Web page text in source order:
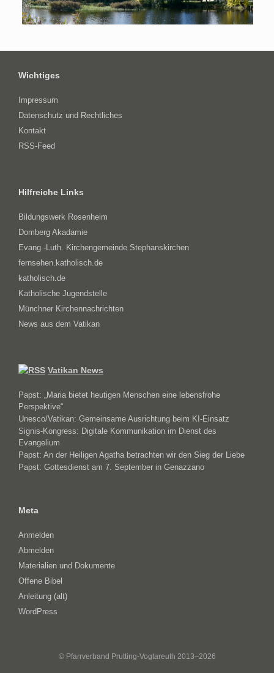
Wichtiges
Impressum
Datenschutz und Rechtliches
Kontakt
RSS-Feed
Hilfreiche Links
Bildungswerk Rosenheim
Domberg Akadamie
Evang.-Luth. Kirchengemeinde Stephanskirchen
fernsehen.katholisch.de
katholisch.de
Katholische Jugendstelle
Münchner Kirchennachrichten
News aus dem Vatikan
Vatikan News
Papst: „Maria bietet heutigen Menschen eine lebensfrohe
Perspektive“
Unesco/Vatikan: Gemeinsame Ausrichtung beim KI-Einsatz
Signis-Kongress: Digitale Kommunikation im Dienst des
Evangelium
Papst: An der Heiligen Agatha betrachten wir den Sieg der Liebe
Papst: Gottesdienst am 7. September in Genazzano
Meta
Anmelden
Abmelden
Materialien und Dokumente
Offene Bibel
Anleitung (alt)
WordPress
© Pfarrverband Prutting-Vogtareuth 2013–2026